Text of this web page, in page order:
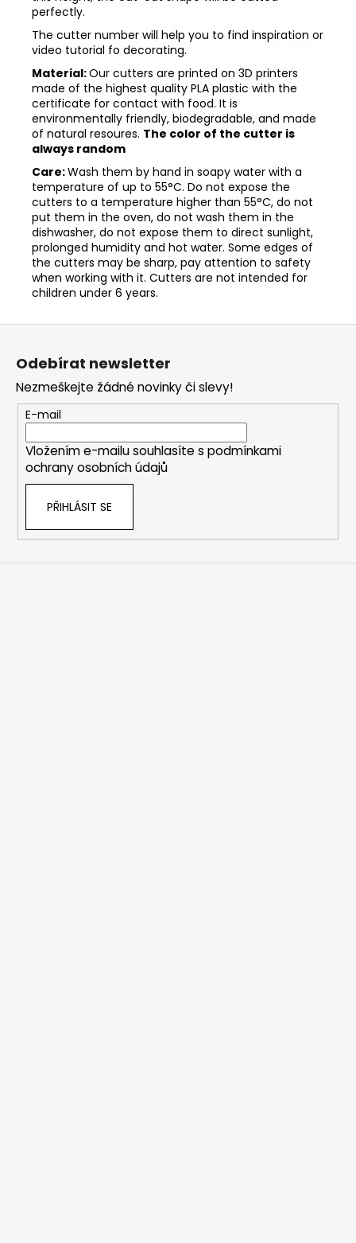
perfectly.
The cutter number will help you to find inspiration or
video tutorial fo decorating.
Material:Our cutters are printed on 3D printers
made of the highest quality PLA plastic with the
certificate for contact with food. It is
environmentally friendly, biodegradable, and made
of natural resoures. The color of the cutter is
always random
Care:Wash them by hand in soapy water with a
temperature of up to 55°C. Do not expose the
cutters to a temperature higher than 55°C, do not
put them in the oven, do not wash them in the
dishwasher, do not expose them to direct sunlight,
prolonged humidity and hot water. Some edges of
the cutters may be sharp, pay attention to safety
when working with it. Cutters are not intended for
children under 6 years.
Z
Odebírat newsletter
Nezmeškejte žádné novinky či slevy!
E-mail
Vložením e-mailu souhlasíte s podmínkami
ochrany osobních údajů
PŘIHLÁSIT SE